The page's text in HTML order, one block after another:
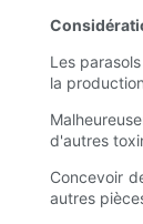
Les
la
d'autres
Concevoir
autres